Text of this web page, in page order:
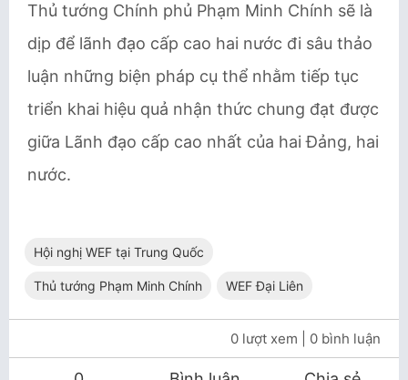
Thủ tướng Chính phủ Phạm Minh Chính sẽ là
dịp để lãnh đạo cấp cao hai nước đi sâu thảo
luận những biện pháp cụ thể nhằm tiếp tục
triển khai hiệu quả nhận thức chung đạt được
giữa Lãnh đạo cấp cao nhất của hai Đảng, hai
nước.
Hội nghị WEF tại Trung Quốc
Thủ tướng Phạm Minh Chính WEF Đại Liên
0 lượt xem | 0 bình luận